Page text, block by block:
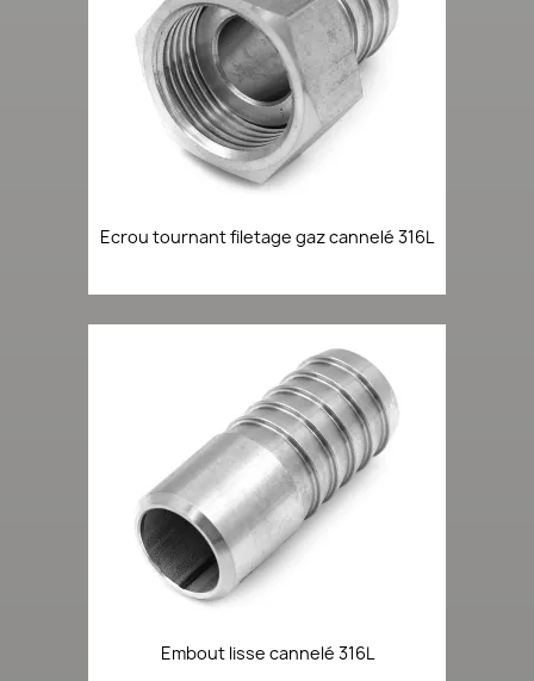
Ecrou tournant filetage gaz cannelé 316L
Embout lisse cannelé 316L